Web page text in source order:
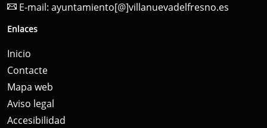
E-mail: ayuntamiento[@]villanuevadelfresno.es
Enlaces
Inicio
Contacte
Mapa web
Aviso legal
Accesibilidad